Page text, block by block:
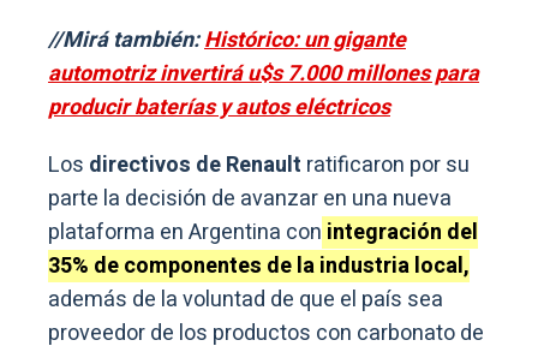
//Mirá también:Histórico: un gigante
automotriz invertirá u$s 7.000 millones para
producir baterías y autos eléctricos
Los directivos de Renault ratificaron por su
parte la decisión de avanzar en una nueva
plataforma en Argentina con integración del
35% de componentes de la industria local,
además de la voluntad de que el país sea
proveedor de los productos con carbonato de